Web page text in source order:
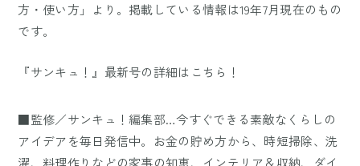
方・使い方」より。掲載している情報は19年7月現在のもの
です。
『サンキュ！』最新号の詳細はこちら！
■監修／サンキュ！編集部…今すぐできる素敵なくらしの
アイデアを毎日発信中。お金の貯め方から、時短掃除、洗
濯、料理作りなどの家事の知恵、インテリア＆収納、ダイ